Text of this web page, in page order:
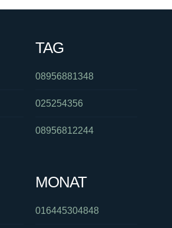
TAG
08956881348
025254356
08956812244
MONAT
016445304848